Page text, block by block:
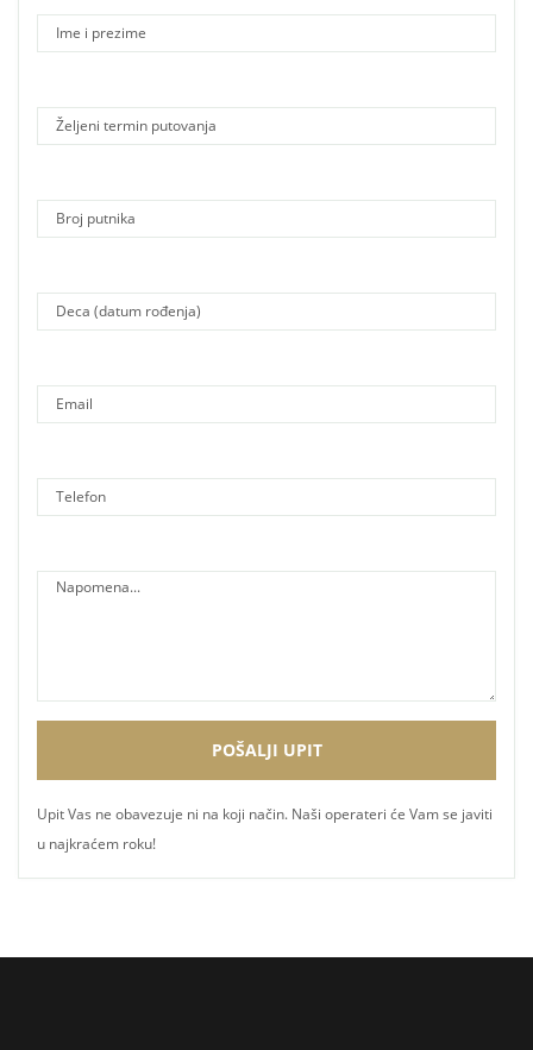
Upit Vas ne obavezuje ni na koji način. Naši operateri će Vam se javiti
u najkraćem roku!